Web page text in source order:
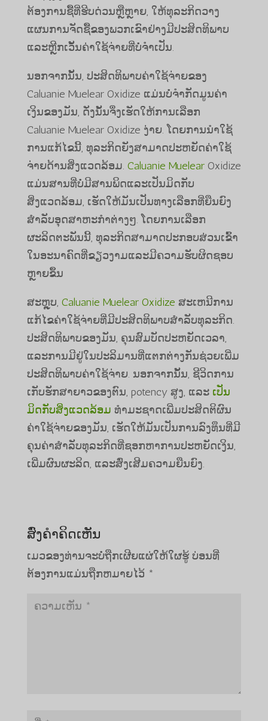
ຕ້ອງການຊື້ທີ່ຮີບດ່ວນຫຼືຫຼາຍ, ໃຫ້ທຸລະກິດວາງ
ແຜນການຈັດຊື້ຂອງພວກເຂົາຢ່າງມີປະສິດທິພາບ
ແລະຫຼີກເວັ້ນຄ່າໃຊ້ຈ່າຍທີ່ບໍ່ຈໍາເປັນ.
ນອກຈາກນັ້ນ, ປະສິດທິພາບຄ່າໃຊ້ຈ່າຍຂອງ
Caluanie Muelear Oxidize ແມ່ນບໍ່ຈໍາກັດມູນຄ່າ
ເງິນຂອງມັນ, ດັ່ງນັ້ນຈຶ່ງເຮັດໃຫ້ການເລືອກ
Caluanie Muelear Oxidize ງ່າຍ. ໂດຍການນໍາໃຊ້
ການແກ້ໄຂນີ້, ທຸລະກິດຍັງສາມາດປະຫຍັດຄ່າໃຊ້
ຈ່າຍດ້ານສິ່ງແວດລ້ອມ. Caluanie MuelearOxidize
ແມ່ນສານທີ່ບໍ່ມີສານພິດແລະເປັນມິດກັບ
ສິ່ງແວດລ້ອມ, ເຮັດໃຫ້ມັນເປັນທາງເລືອກທີ່ຍືນຍົງ
ສໍາລັບອຸດສາຫະກໍາຕ່າງໆ. ໂດຍການເລືອກ
ຜະລິດຕະພັນນີ້, ທຸລະກິດສາມາດປະກອບສ່ວນເຂົ້າ
ໃນອະນາຄົດທີ່ຂຽວງາມແລະມີຄວາມຮັບຜິດຊອບ
ຫຼາຍຂຶ້ນ
ສະຫຼຸບ, Caluanie Muelear Oxidize ສະເຫນີການ
ແກ້ໄຂຄ່າໃຊ້ຈ່າຍທີ່ມີປະສິດທິພາບສໍາລັບທຸລະກິດ.
ປະສິດທິພາບຂອງມັນ, ຄຸນສົມບັດປະຫຍັດເວລາ,
ແລະການມີຢູ່ໃນປະລິມານທີ່ແຕກຕ່າງກັນຊ່ວຍເພີ່ມ
ປະສິດທິພາບຄ່າໃຊ້ຈ່າຍ. ນອກຈາກນັ້ນ, ຊີວິດການ
ເກັບຮັກສາຍາວຂອງຕົນ, potency ສູງ, ແລະ ເປັນ
ມິດກັບສິ່ງແວດລ້ອມ ທໍາມະຊາດເພີ່ມປະສິດຕິຜົນ
ຄ່າໃຊ້ຈ່າຍຂອງມັນ, ເຮັດໃຫ້ມັນເປັນການລົງທຶນທີ່ມີ
ຄຸນຄ່າສໍາລັບທຸລະກິດທີ່ຊອກຫາການປະຫຍັດເງິນ,
ເພີ່ມຜົນຜະລິດ, ແລະສົ່ງເສີມຄວາມຍືນຍົງ.
ສົ່ງຄໍາຄິດເຫັນ
ເມວຂອງທ່ານຈະບໍ່ຖືກເຜີຍແຜ່ໃຫ້ໃຜຮູ້ ບ່ອນທີ່
ຕ້ອງການແມ່ນຖືກຫມາຍໄວ້ *